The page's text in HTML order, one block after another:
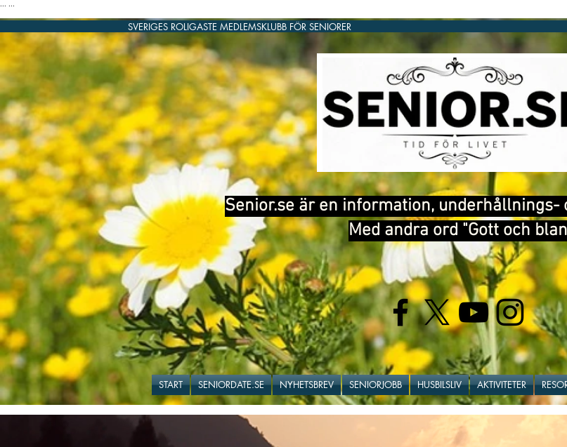
SVERIGES ROLIGASTE MEDLEMSKLUBB FÖR SENIORER
Senior.se är en information, underhållnings-
Med andra ord "Gott och
START SENIORDATE.SE NYHETSBREV SENIORJOBB HUSBILSLIV AKTIVITETER